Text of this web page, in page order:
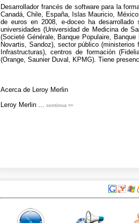
Desarrollador francés de software para la
Canadá, Chile, España, Islas Mauricio,
de euros en 2008, e-doceo ha
universidades (Universidad de Medicina de
(Societé Générale, Banque Populaire,
Novartis, Sandoz), sector público
Infrastructuras), centros de formación
(Orange, Saunier Duval, KPMG). Tiene
Acerca de Leroy Merlin
Leroy Merlin ... continua >>